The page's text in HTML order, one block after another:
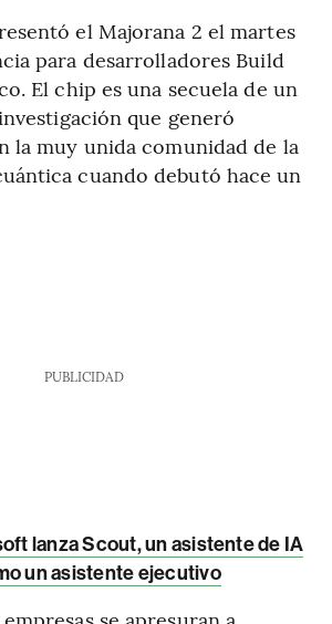
el Majorana 2 el martes
para desarrolladores Build
El chip es una secuela de un
que generó
la muy unida comunidad de la
cuando debutó hace un
PUBLICIDAD
lanza Scout, un asistente de IA
un asistente ejecutivo